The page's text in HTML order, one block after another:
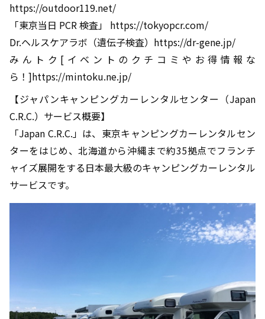
https://outdoor119.net/
「東京当日 PCR 検査」 https://tokyopcr.com/
Dr.ヘルスケアラボ（遺伝子検査）https://dr-gene.jp/
みんトク[イベントのクチコミやお得情報な
ら！]https://mintoku.ne.jp/
【ジャパンキャンピングカーレンタルセンター（Japan
C.R.C.）サービス概要】
「Japan C.R.C.」は、東京キャンピングカーレンタルセン
ターをはじめ、北海道から沖縄まで約35拠点でフランチ
ャイズ展開をする日本最大級のキャンピングカーレンタル
サービスです。